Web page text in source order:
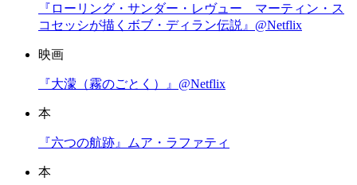
『ローリング・サンダー・レヴュー マーティン・ス
コセッシが描くボブ・ディラン伝説』@Netflix
映画
『大濛（霧のごとく）』@Netflix
本
『六つの航跡』ムア・ラファティ
本